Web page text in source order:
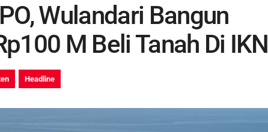
Wulandari Bangun
M Beli Tanah Di IKN
Headline